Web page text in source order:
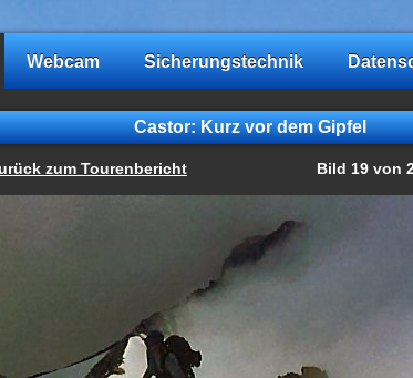
Webcam Sicherungstechnik
Castor: Kurz vor dem Gipfel
zum Tourenbericht Bild 19 von